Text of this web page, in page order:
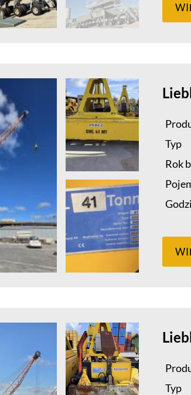
Typ
Rok
Typ